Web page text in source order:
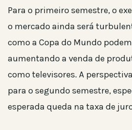
Para o primeiro semestre, o
o mercado ainda será
como a Copa do Mundo
aumentando a venda de
como televisores. A
para o segundo semestre,
esperada queda na taxa de